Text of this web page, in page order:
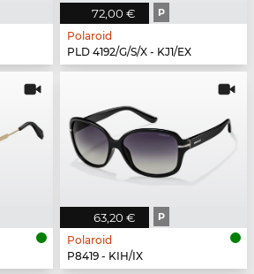
72,00 € P
Polaroid
PLD 4192/G/S/X - KJ1/EX
63,20 € P
Polaroid
P8419 - KIH/IX